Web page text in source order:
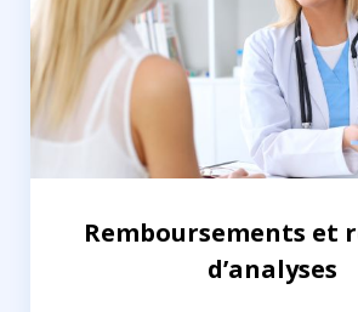
Remboursements et
d’analyses